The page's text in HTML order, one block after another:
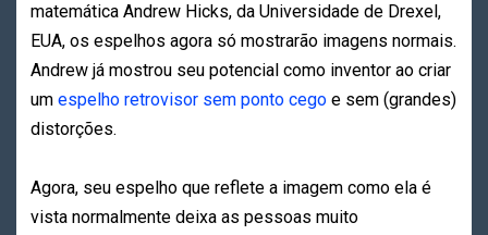
matemática Andrew Hicks, da Universidade de Drexel,
EUA, os espelhos agora só mostrarão imagens normais.
Andrew já mostrou seu potencial como inventor ao criar
um espelho retrovisor sem ponto cegoe sem (grandes)
distorções.
Agora, seu espelho que reflete a imagem como ela é
vista normalmente deixa as pessoas muito